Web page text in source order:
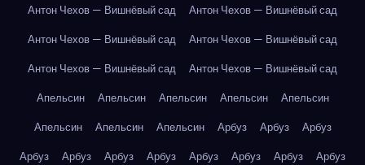
Антон Чехов — Вишнёвый сад
Антон Чехов — Вишнёвый сад
Антон Чехов — Вишнёвый сад
Антон Чехов — Вишнёвый сад
Антон Чехов — Вишнёвый сад
Антон Чехов — Вишнёвый сад
Апельсин
Апельсин Апельсин Апельсин
Апельсин
Апельсин
Апельсин Апельсин Арбуз Арбуз
Арбуз
Арбуз
Арбуз Арбуз Арбуз Арбуз Арбуз Арбуз
Арбуз